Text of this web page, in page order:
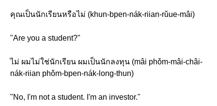
คุณเป็นนักเรียนหรือไม่ (khun-bpen-nák-riian-rǔue-mâi)
"Are you a student?"
ไม่ ผมไม่ใช่นักเรียน ผมเป็นนักลงทุน (mâi phǒm-mâi-châi-
nák-riian phǒm-bpen-nák-long-thun)
"No, I'm not a student. I'm an investor."